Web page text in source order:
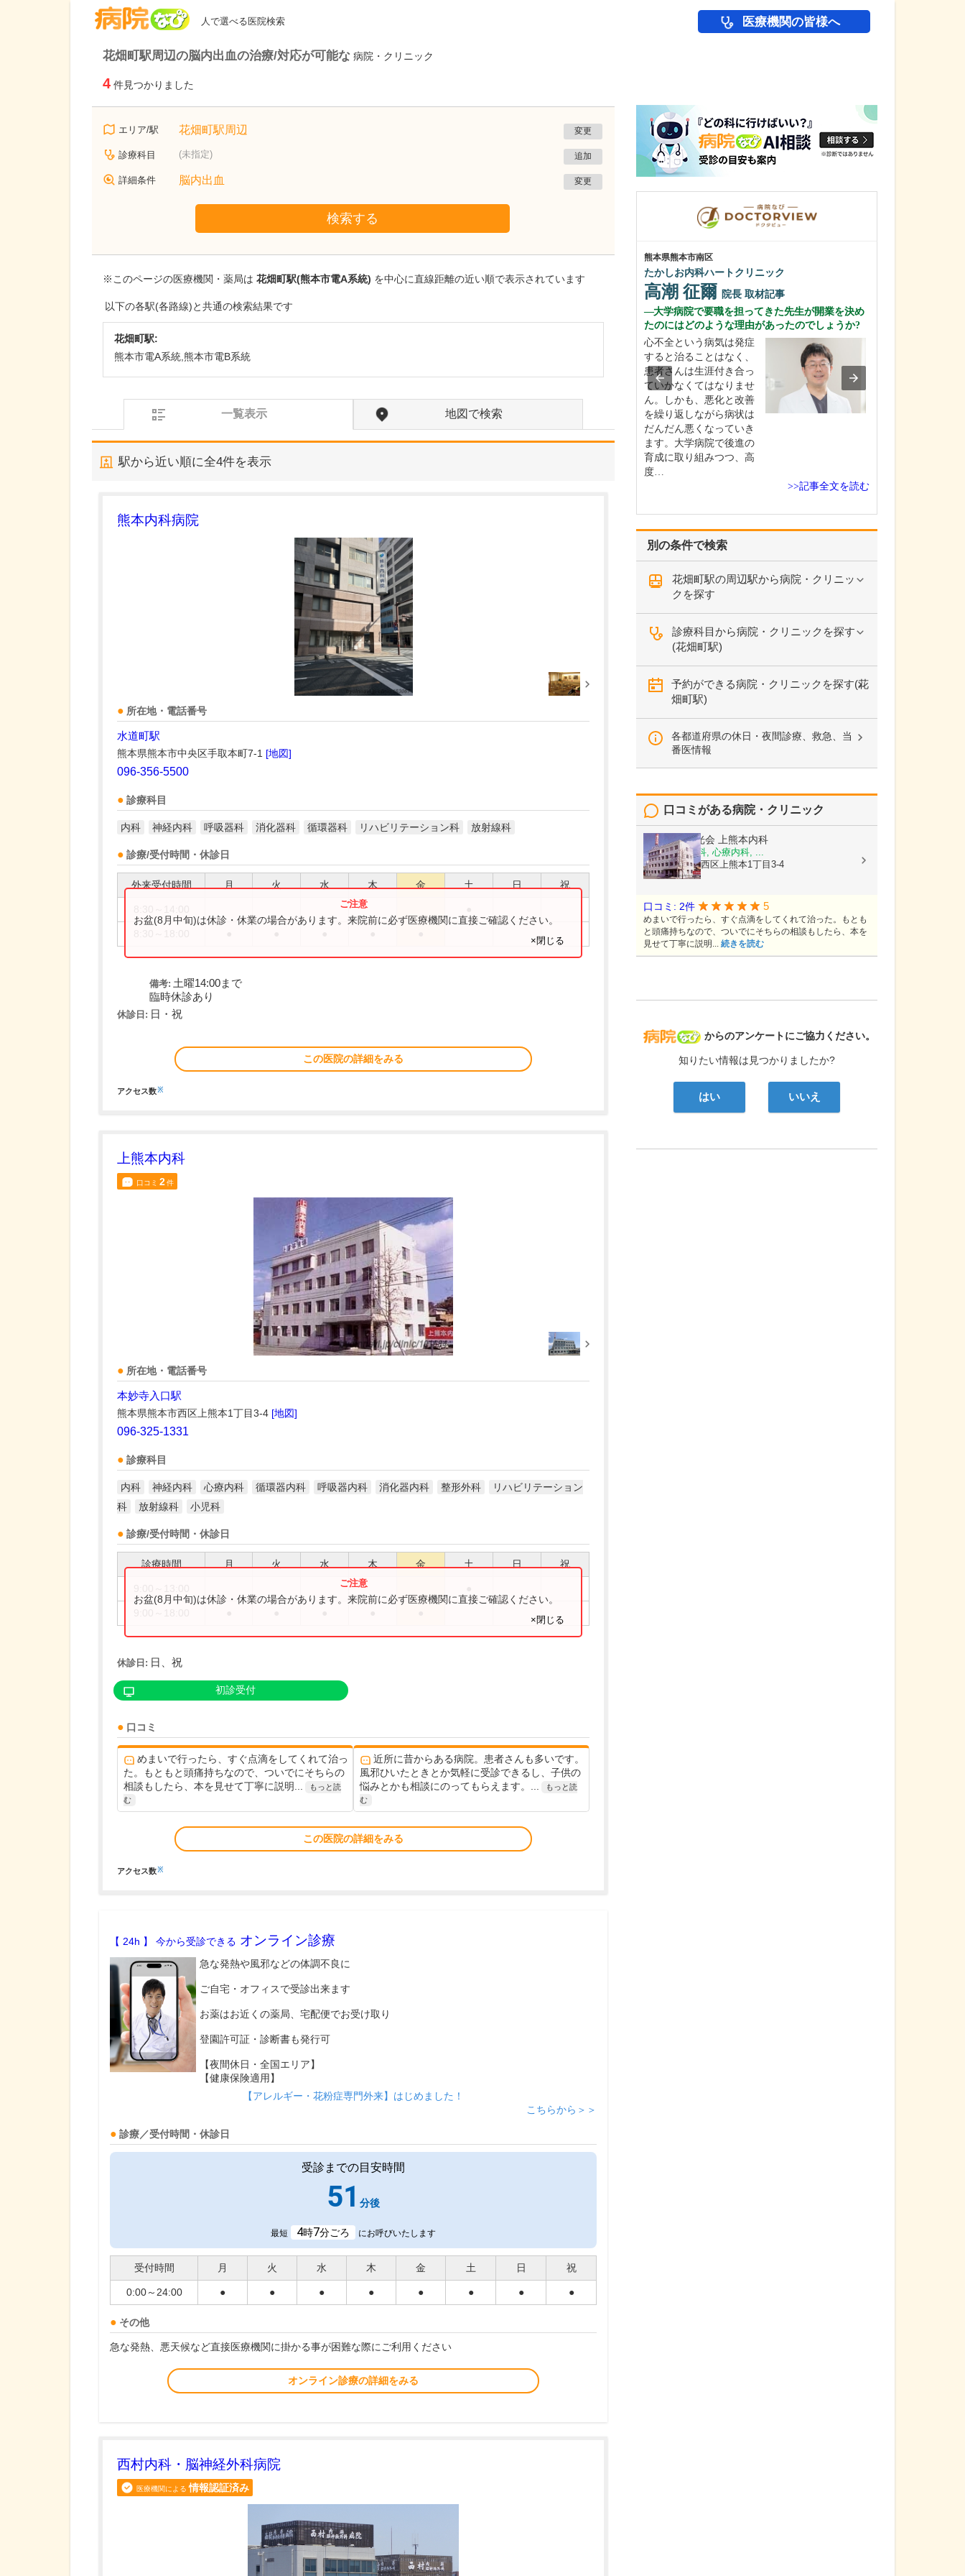
人で選べる医院検索 医療機関の皆様へ
花畑町駅周辺の脳内出血の治療/対応が可能な 病院・クリニック
4 件見つかりました
エリア/駅 花畑町駅周辺 変更
診療科目 (未指定) 追加
詳細条件 脳内出血 変更
検索する
※このページの医療機関・薬局は 花畑町駅(熊本市電A系統) を中心に直線距離の近い順で表示されています
以下の各駅(各路線)と共通の検索結果です
花畑町駅:
熊本市電A系統,熊本市電B系統
一覧表示 地図で検索
駅から近い順に全4件を表示
熊本内科病院
所在地・電話番号
水道町駅
熊本県熊本市中央区手取本町7-1 [地図]
096-356-5500
診療科目
内科 神経内科 呼吸器科 消化器科 循環器科 リハビリテーション科 放射線科
診療/受付時間・休診日
外来受付時間 月 火 水 木 金 土 日 祝
お盆(8月中旬)は休診・休業の場合があります。来院前に必ず医療機関に直接ご確認ください。
×閉じる
備考: 土曜14:00まで
臨時休診あり
休診日: 日・祝
この医院の詳細をみる
アクセス数※
上熊本内科
口コミ 2件
所在地・電話番号
本妙寺入口駅
熊本県熊本市西区上熊本1丁目3-4 [地図]
096-325-1331
診療科目
内科 神経内科 心療内科 循環器内科 呼吸器内科 消化器内科 整形外科
リハビリテーション
科
放射線科 小児科
診療/受付時間・休診日
診療時間 月 火 水 木 金 土 日 祝
お盆(8月中旬)は休診・休業の場合があります。来院前に必ず医療機関に直接ご確認ください。
×閉じる
休診日: 日、祝
初診受付
口コミ
めまいで行ったら、すぐ点滴をしてくれて治っ
た。もともと頭痛持ちなので、ついでにそちらの
相談もしたら、本を見せて丁寧に説明...
もっと読
む
近所に昔からある病院。患者さんも多いです。
風邪ひいたときとか気軽に受診できるし、子供の
悩みとかも相談にのってもらえます。...
もっと読
む
この医院の詳細をみる
アクセス数※
【 24h 】 今から受診できる オンライン診療
急な発熱や風邪などの体調不良に
ご自宅・オフィスで受診出来ます
お薬はお近くの薬局、宅配便でお受け取り
登園許可証・診断書も発行可
【夜間休日・全国エリア】
【健康保険適用】
【アレルギー・花粉症専門外来】はじめました！
こちらから＞＞
診療／受付時間・休診日
受診までの目安時間
51 分後
最短 4時7分ごろ にお呼びいたします
受付時間 月 火 水 木 金 土 日 祝
0:00～24:00 ● ● ● ● ● ● ● ●
その他
急な発熱、悪天候など直接医療機関に掛かる事が困難な際にご利用ください
オンライン診療の詳細をみる
西村内科・脳神経外科病院
医療機関による 情報認証済み
別の条件で検索
花畑町駅の周辺駅から病院・クリニッ
クを探す
診療科目から病院・クリニックを探す
(花畑町駅)
予約ができる病院・クリニックを探す(花
畑町駅)
各都道府県の休日・夜間診療、救急、当
番医情報
病院なび
からのアンケートにご協力ください。
知りたい情報は見つかりましたか?
はい いいえ
口コミがある病院・クリニック
医療法人陽光会 上熊本内科
内科, 神経内科, 心療内科, ...
熊本県熊本市西区上熊本1丁目3-4
口コミ: 2件 5
めまいで行ったら、すぐ点滴をしてくれて治った。もとも
と頭痛持ちなので、ついでにそちらの相談もしたら、本を
見せて丁寧に説明... 続きを読む
熊本県熊本市南区
たかしお内科ハートクリニック
高潮 征爾 院長 取材記事
大学病院で要職を担ってきた先生が開業を決め
たのにはどのような理由があったのでしょうか?
心不全という病気は発症
すると治ることはなく、
患者さんは生涯付き合っ
ていかなくてはなりませ
ん。しかも、悪化と改善
を繰り返しながら病状は
だんだん悪くなっていき
ます。大学病院で後進の
育成に取り組みつつ、高
度…
>>記事全文を読む
群馬県高崎市
ひかり整形外科高崎ハナミズキ院
の患者さんであれば救急
むち打ち症などの場合は
ご自身で医療機関を受診